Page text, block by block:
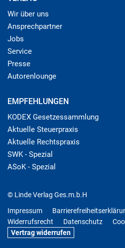
Wir über uns
Ansprechpartner
Jobs
Service
Presse
Autorenlounge
EMPFEHLUNGEN
KODEX Gesetzessammlung
Aktuelle Steuerpraxis
Aktuelle Rechtspraxis
SWK - Spezial
ASoK - Spezial
© Linde Verlag Ges.m.b.H
Impressum
Widerrufsrecht
Datenschutz
Vertrag widerrufen